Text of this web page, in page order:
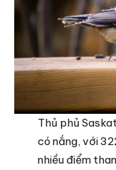
Thủ phủ
có nắng, với
nhiều điểm